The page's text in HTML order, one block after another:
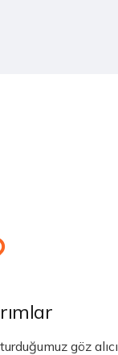
göz alıcı